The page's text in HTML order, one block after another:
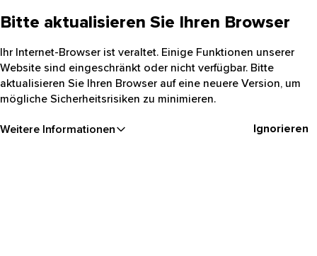
Bitte aktualisieren Sie Ihren Browser
Ihr Internet-Browser ist veraltet. Einige Funktionen unserer
Website sind eingeschränkt oder nicht verfügbar. Bitte
aktualisieren Sie Ihren Browser auf eine neuere Version, um
mögliche Sicherheitsrisiken zu minimieren.
Weitere Informationen Ignorieren